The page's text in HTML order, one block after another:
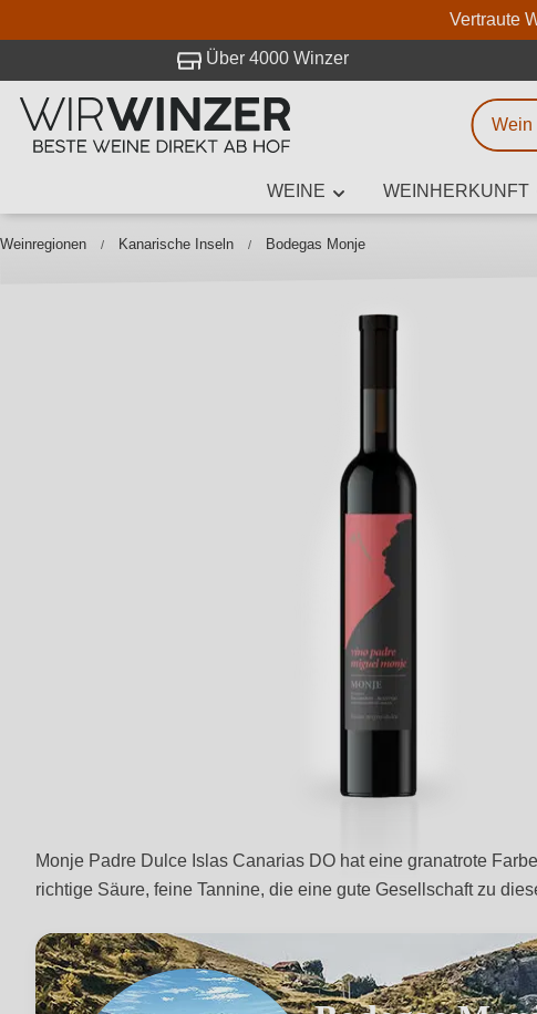
Vertraute
Über 4000 Winzer
WEINE WEINHERKUNFT
Weinregionen Kanarische Inseln Bodegas Monje
Monje Padre Dulce Islas Canarias DO hat eine granatrote
richtige Säure, feine Tannine, die eine gute Gesellschaft zu
Weinsuche
Mindestens 3
Beschreiben
bei WirWinzer.